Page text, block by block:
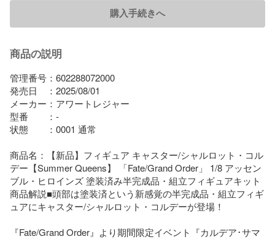
購入手続きへ
商品の説明
管理番号：602288072000
発売日　：2025/08/01
メーカー：アワートレジャー
型番　　：-
状態　　：0001 通常
商品名：【新品】フィギュア キャスター/シャルロット・コル
デー【Summer Queens】 「Fate/Grand Order」 1/8 アッセン
ブル・ヒロインズ 塗装済み半完成品・組立フィギュアキット
商品解説■頭部は塗装済という新感覚の半完成品・組立フィギ
ュアにキャスター/シャルロット・コルデーが登場！
『Fate/Grand Order』より期間限定イベント『カルデア･サマ